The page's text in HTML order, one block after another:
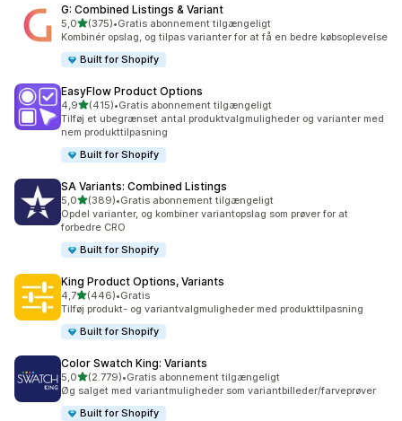
G: Combined Listings & Variant
5,0ud af 5 stjerner
(375)
375 anmeldelser i alt
•Gratis abonnement tilgængeligt
Kombinér opslag, og tilpas varianter for at få en bedre købsoplevelse
Built for Shopify
EasyFlow Product Options
4,9ud af 5 stjerner
(415)
415 anmeldelser i alt
•Gratis abonnement tilgængeligt
Tilføj et ubegrænset antal produktvalgmuligheder og varianter med
nem produkttilpasning
Built for Shopify
SA Variants: Combined Listings
5,0ud af 5 stjerner
(389)
389 anmeldelser i alt
•Gratis abonnement tilgængeligt
Opdel varianter, og kombiner variantopslag som prøver for at
forbedre CRO
Built for Shopify
King Product Options, Variants
4,7ud af 5 stjerner
(446)
446 anmeldelser i alt
•Gratis
Tilføj produkt- og variantvalgmuligheder med produkttilpasning
Built for Shopify
Color Swatch King: Variants
5,0ud af 5 stjerner
(2.779)
2779 anmeldelser i alt
•Gratis abonnement tilgængeligt
Øg salget med variantmuligheder som variantbilleder/farveprøver
Built for Shopify